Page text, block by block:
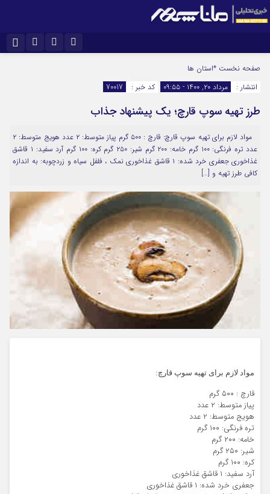
اینستاگرام
سروش
ایتا
آپارات
نام کاربری یا نشانی ایمیل
رمز عبور
مرا به خاطر بسپار
صفحه نخست *استان ها
انتشار :
مرداد ۲۰, ۱۴۰۰ - ۰۹:۵۵ کد خبر : 70017
طرز تهیه سوپ قارچ؛ یک پیشنهاد جذاب
مواد لازم برای تهیه سوپ قارچ: قارچ : ۵۰۰ گرم پیاز متوسط: ۲ عدد هویج متوسط: ۲
عدد تره فرنگی: ۱۰۰ گرم خامه: ۲۰۰ گرم شیر: ۲۵۰ گرم کره: ۱۰۰ گرم آرد سفید: ۱ قاشق
غذاخوری جعفری خرد شده: ۱ قاشق غذاخوری نمک ، فلفل سیاه و زردچوبه: به اندازه
کافی طرز تهیه و […]
مواد لازم برای تهیه سوپ قارچ:
قارچ : ۵۰۰ گرم
پیاز متوسط: ۲ عدد
هویج متوسط: ۲ عدد
تره فرنگی: ۱۰۰ گرم
خامه: ۲۰۰ گرم
شیر: ۲۵۰ گرم
کره: ۱۰۰ گرم
آرد سفید: ۱ قاشق غذاخوری
جعفری خرد شده: ۱ قاشق غذاخوری